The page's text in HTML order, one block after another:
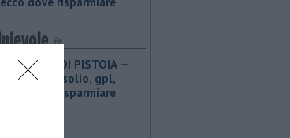
PROVINCIA DI PISTOIA — ​
Benzina, gasolio, gpl,
ecco dove risparmiare